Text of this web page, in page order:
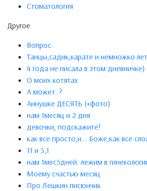
Стоматология
Другое
Вопрос.
Танцы,садик,карате и немножко
4 года не писала в этом дневничке)
О моих котятах
А может..?
Аннушке ДЕСЯТЬ (+фото)
нам 1месяц и 2 дня
девочки, подскажите!
как все просто,и... Боже,как все
11 и 3,1
нам 1мес5дней. лежим в
Моему счастью месяц
Про Лешкин писюнчик